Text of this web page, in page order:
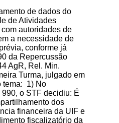
de dados do
de Atividades
autoridades de
a necessidade de
conforme já
da Repercussão
AgR, Rel. Min.
Turma, julgado em
tema: 1) No
o STF decidiu: É
dos
financeira da UIF e
fiscalizatório da